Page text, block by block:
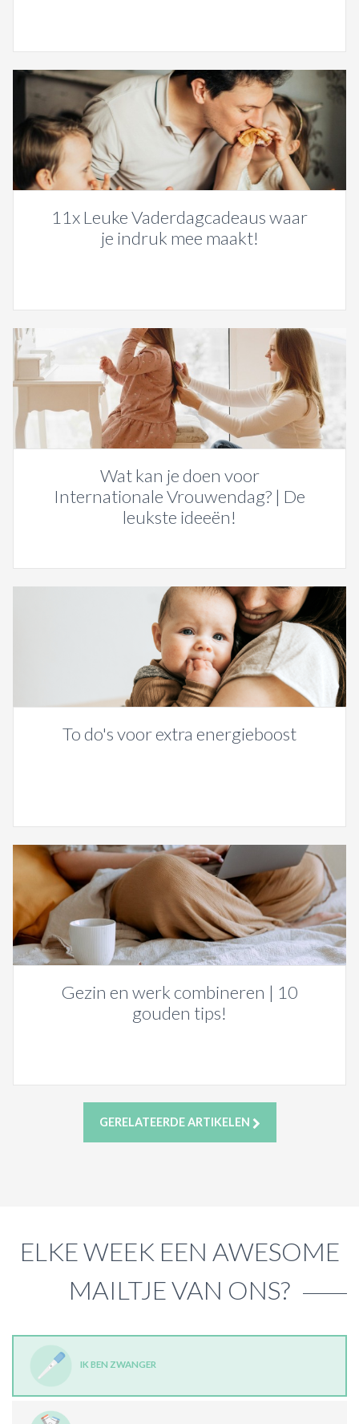
11x Leuke Vaderdagcadeaus waar
je indruk mee maakt!
Wat kan je doen voor
Internationale Vrouwendag? | De
leukste ideeën!
To do's voor extra energieboost
Gezin en werk combineren | 10
gouden tips!
GERELATEERDE ARTIKELEN
ELKE WEEK EEN AWESOME
MAILTJE VAN ONS?
IK BEN ZWANGER